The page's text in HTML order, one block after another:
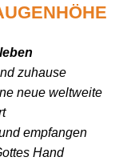
zuhause.
neue weltweite
empfangen
Hand.